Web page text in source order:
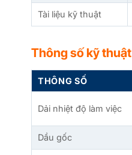
Tài liệu kỹ thuật
Thông số kỹ thuật
THÔNG SỐ
Dải nhiệt độ làm việc
Dầu gốc